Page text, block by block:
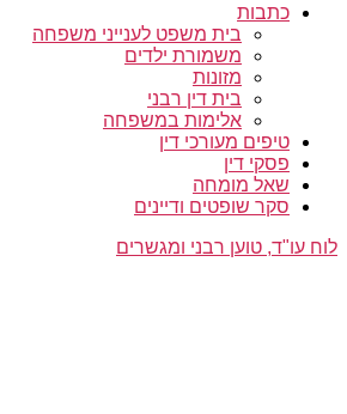
כתבות
בית משפט לענייני משפחה
משמורת ילדים
מזונות
בית דין רבני
אלימות במשפחה
טיפים מעורכי דין
פסקי דין
שאל מומחה
סקר שופטים ודיינים
עו"ד, טוען רבני ומגשרים